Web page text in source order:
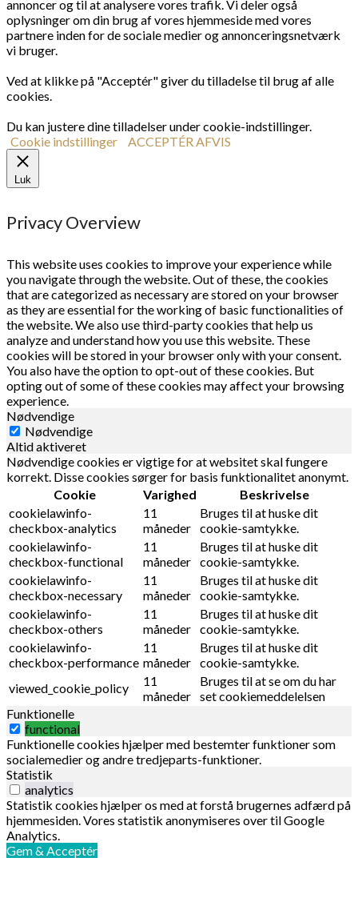
annoncer og til at analysere vores trafik. Vi deler også
oplysninger om din brug af vores hjemmeside med vores
partnere inden for de sociale medier og annonceringsnetværk
vi bruger.
Ved at klikke på "Acceptér" giver du tilladelse til brug af alle
cookies.
Du kan justere dine tilladelser under cookie-indstillinger.
Cookie indstillinger
ACCEPTÉRAFVIS
Luk
Privacy Overview
This website uses cookies to improve your experience while
you navigate through the website. Out of these, the cookies
that are categorized as necessary are stored on your browser
as they are essential for the working of basic functionalities of
the website. We also use third-party cookies that help us
analyze and understand how you use this website. These
cookies will be stored in your browser only with your consent.
You also have the option to opt-out of these cookies. But
opting out of some of these cookies may affect your browsing
experience.
Nødvendige
Nødvendige
Altid aktiveret
Nødvendige cookies er vigtige for at websitet skal fungere
korrekt. Disse cookies sørger for basis funktionalitet anonymt.
Cookie
Varighed
Beskrivelse
cookielawinfo-
checkbox-analytics
11
måneder
Bruges til at huske dit
cookie-samtykke.
cookielawinfo-
checkbox-functional
11
måneder
Bruges til at huske dit
cookie-samtykke.
cookielawinfo-
checkbox-necessary
11
måneder
Bruges til at huske dit
cookie-samtykke.
cookielawinfo-
checkbox-others
11
måneder
Bruges til at huske dit
cookie-samtykke.
cookielawinfo-
checkbox-performance
11
måneder
Bruges til at huske dit
cookie-samtykke.
viewed_cookie_policy
11
måneder
Bruges til at se om du har
set cookiemeddelelsen
Funktionelle
functional
Funktionelle cookies hjælper med bestemter funktioner som
socialemedier og andre tredjeparts-funktioner.
Statistik
analytics
Statistik cookies hjælper os med at forstå brugernes adfærd på
hjemmesiden. Vores statistik anonymiseres over til Google
Analytics.
Gem & Acceptér